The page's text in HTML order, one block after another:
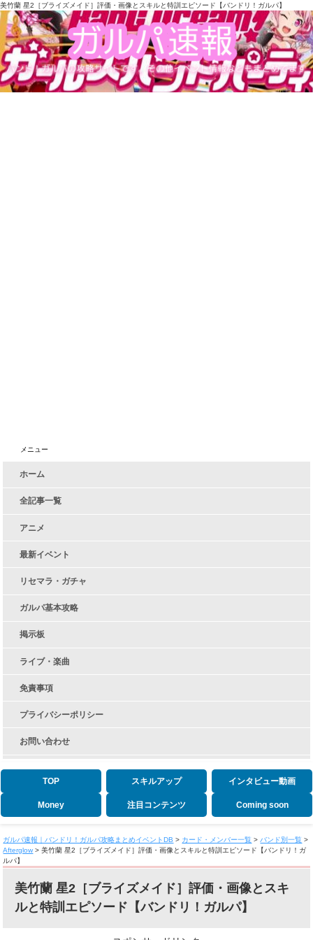
美竹蘭 星2［ブライズメイド］評価・画像とスキルと特訓エピソード【バンドリ！ガルパ】
メニュー
ホーム
全記事一覧
アニメ
最新イベント
リセマラ・ガチャ
ガルパ基本攻略
掲示板
ライブ・楽曲
免責事項
プライバシーポリシー
お問い合わせ
TOP スキルアップ インタビュー動画
Money 注目コンテンツ Coming soon
ガルパ速報｜バンドリ！ガルパ攻略まとめイベントDB > カード・メンバー一覧 > バンド別一覧 >
Afterglow >美竹蘭 星2［ブライズメイド］評価・画像とスキルと特訓エピソード【バンドリ！ガ
ルパ】
美竹蘭 星2［ブライズメイド］評価・画像とスキ
ルと特訓エピソード【バンドリ！ガルパ】